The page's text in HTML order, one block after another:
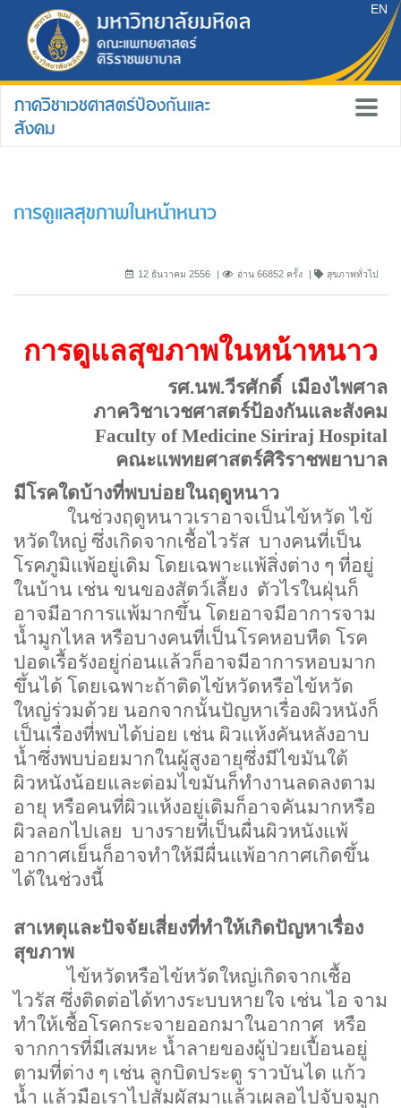
EN
ภาควิชาเวชศาสตร์ป้องกันและ
สังคม
การดูแลสุขภาพในหน้าหนาว
12 ธันวาคม 2556 อ่าน 66852 ครั้ง สุขภาพทั่วไป
การดูแลสุขภาพในหน้าหนาว
รศ.นพ.วีรศักดิ์ เมืองไพศาล
ภาควิชาเวชศาสตร์ป้องกันและสังคม
Faculty ofMedicine Siriraj Hospital
คณะแพทยศาสตร์ศิริราชพยาบาล
มีโรคใดบ้างที่พบบ่อยในฤดูหนาว
ในช่วงฤดูหนาวเราอาจเป็นไข้หวัด ไข้
หวัดใหญ่ ซึ่งเกิดจากเชื้อไวรัส บางคนที่เป็น
โรคภูมิแพ้อยู่เดิม โดยเฉพาะแพ้สิ่งต่าง ๆ ที่อยู่
ในบ้าน เช่น ขนของสัตว์เลี้ยง ตัวไรในฝุ่นก็
อาจมีอาการแพ้มากขึ้น โดยอาจมีอาการจาม
น้ำมูกไหล หรือบางคนที่เป็นโรคหอบหืด โรค
ปอดเรื้อรังอยู่ก่อนแล้วก็อาจมีอาการหอบมาก
ขึ้นได้ โดยเฉพาะถ้าติดไข้หวัดหรือไข้หวัด
ใหญ่ร่วมด้วย นอกจากนั้นปัญหาเรื่องผิวหนังก็
เป็นเรื่องที่พบได้บ่อย เช่น ผิวแห้งคันหลังอาบ
น้ำซึ่งพบบ่อยมากในผู้สูงอายุซึ่งมีไขมันใต้
ผิวหนังน้อยและต่อมไขมันก็ทำงานลดลงตาม
อายุ หรือคนที่ผิวแห้งอยู่เดิมก็อาจคันมากหรือ
ผิวลอกไปเลย บางรายที่เป็นผื่นผิวหนังแพ้
อากาศเย็นก็อาจทำให้มีผื่นแพ้อากาศเกิดขึ้น
ได้ในช่วงนี้
สาเหตุและปัจจัยเสี่ยงที่ทำให้เกิดปัญหาเรื่อง
สุขภาพ
ไข้หวัดหรือไข้หวัดใหญ่เกิดจากเชื้อ
ไวรัส ซึ่งติดต่อได้ทางระบบหายใจ เช่น ไอ จาม
ทำให้เชื้อโรคกระจายออกมาในอากาศ หรือ
จากการที่มีเสมหะ น้ำลายของผู้ป่วยเปื้อนอยู่
ตามที่ต่าง ๆ เช่น ลูกบิดประตู ราวบันได แก้ว
น้ำ แล้วมือเราไปสัมผัสมาแล้วเผลอไปจับจมูก